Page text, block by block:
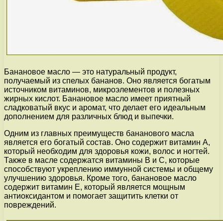
Банановое масло — это натуральный продукт,
получаемый из спелых бананов. Оно является богатым
источником витаминов, микроэлементов и полезных
жирных кислот. Банановое масло имеет приятный
сладковатый вкус и аромат, что делает его идеальным
дополнением для различных блюд и выпечки.
Одним из главных преимуществ бананового масла
является его богатый состав. Оно содержит витамин А,
который необходим для здоровья кожи, волос и ногтей.
Также в масле содержатся витамины В и С, которые
способствуют укреплению иммунной системы и общему
улучшению здоровья. Кроме того, банановое масло
содержит витамин Е, который является мощным
антиоксидантом и помогает защитить клетки от
повреждений.